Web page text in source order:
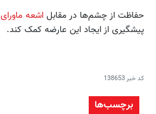
حفاظت از چشم‌ها در مقابل اشعه
پیشگیری از ایجاد این عارضه کمک کند.
کد خبر138653
برچسب‌ها